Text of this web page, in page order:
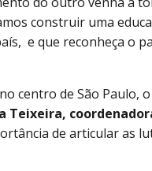
construir uma
e que reconheça o
centro de São Paulo,
Teixeira,
de articular as